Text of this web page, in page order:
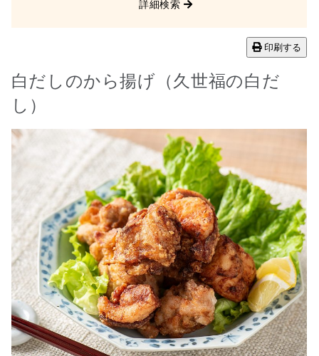
詳細検索
印刷する
白だしのから揚げ（久世福の白だ
し）